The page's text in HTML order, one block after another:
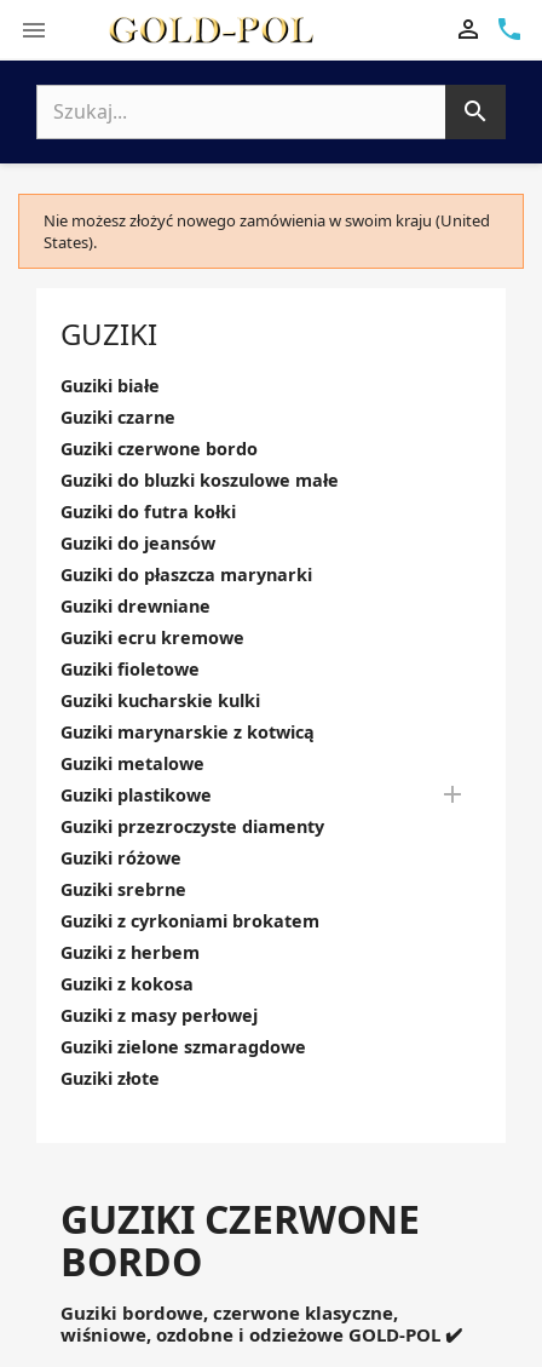
 phone


Nie możesz złożyć nowego zamówienia w swoim kraju (United
States).
GUZIKI
Guziki białe
Guziki czarne
Guziki czerwone bordo
Guziki do bluzki koszulowe małe
Guziki do futra kołki
Guziki do jeansów
Guziki do płaszcza marynarki
Guziki drewniane
Guziki ecru kremowe
Guziki fioletowe
Guziki kucharskie kulki
Guziki marynarskie z kotwicą
Guziki metalowe
Guziki plastikowe

Guziki przezroczyste diamenty
Guziki różowe
Guziki srebrne
Guziki z cyrkoniami brokatem
Guziki z herbem
Guziki z kokosa
Guziki z masy perłowej
Guziki zielone szmaragdowe
Guziki złote
GUZIKI CZERWONE
BORDO
Guziki bordowe, czerwone klasyczne,
wiśniowe, ozdobne i odzieżowe GOLD-POL ✔️